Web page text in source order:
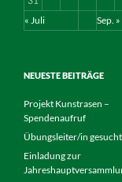
« Juli
Sep. »
NEUESTE BEITRÄGE
Projekt Kunstrasen –
Spendenaufruf
Übungsleiter/in gesucht
Einladung zur